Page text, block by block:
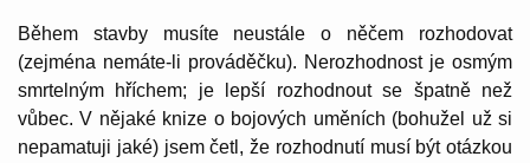
Během stavby musíte neustále o něčem rozhodovat
(zejména nemáte-li prováděčku). Nerozhodnost je osmým
smrtelným hříchem; je lepší rozhodnout se špatně než
vůbec. V nějaké knize o bojových uměních (bohužel už si
nepamatuji jaké) jsem četl, že rozhodnutí musí být otázkou